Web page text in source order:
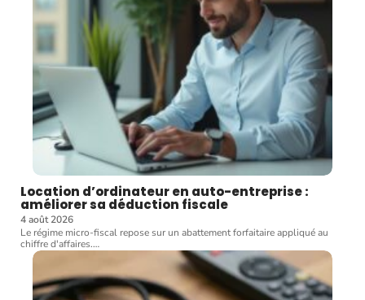
Location d’ordinateur en auto-entreprise :
améliorer sa déduction fiscale
4 août 2026
Le régime micro-fiscal repose sur un abattement forfaitaire appliqué au
chiffre d'affaires.…